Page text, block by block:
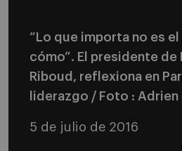
“Lo que importa no es el
cómo”. El presidente de
Riboud, reflexiona en
liderazgo / Foto : Adrien
5 de julio de 2016